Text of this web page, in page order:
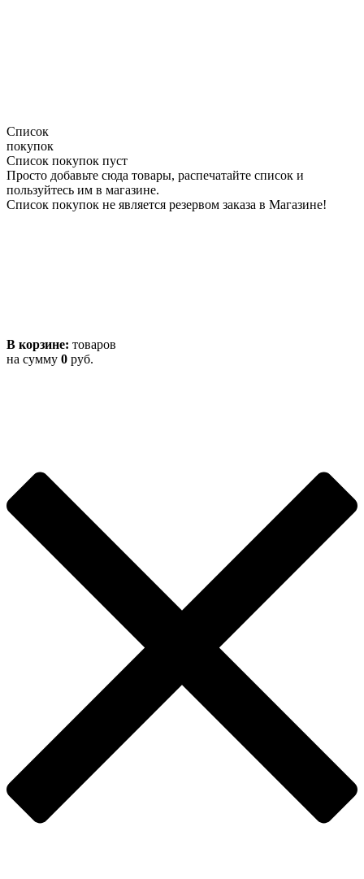
Список
покупок
Список покупок пуст
Просто добавьте сюда товары, распечатайте список и
пользуйтесь им в магазине.
Список покупок не является резервом заказа в Магазине!
В корзине: товаров
на сумму 0 руб.